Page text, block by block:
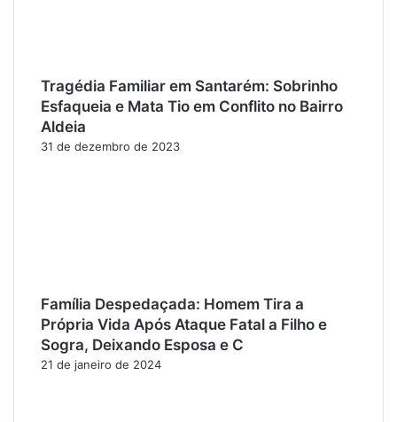
Tragédia Familiar em Santarém: Sobrinho
Esfaqueia e Mata Tio em Conflito no Bairro
Aldeia
31 de dezembro de 2023
Família Despedaçada: Homem Tira a
Própria Vida Após Ataque Fatal a Filho e
Sogra, Deixando Esposa e C
21 de janeiro de 2024